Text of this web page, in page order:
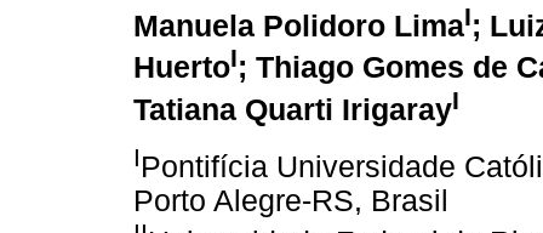
Manuela Polidoro LimaI;
HuertoI; Thiago Gomes de
Tatiana Quarti IrigarayI
IPontifícia Universidade
Porto Alegre-RS, Brasil